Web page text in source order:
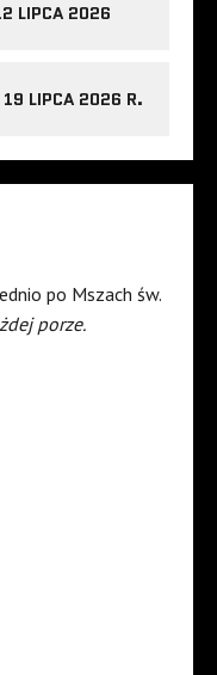
LIPCA 2026
19 LIPCA 2026 R.
po Mszach św.
porze.